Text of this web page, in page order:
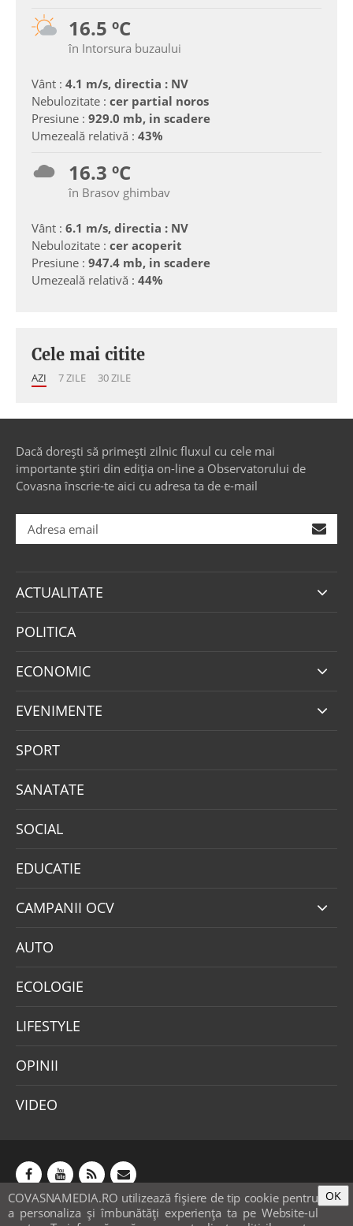
16.5 ºC
în Intorsura buzaului
Vânt : 4.1 m/s, directia : NV
Nebulozitate : cer partial noros
Presiune : 929.0 mb, in scadere
Umezeală relativă : 43%
16.3 ºC
în Brasov ghimbav
Vânt : 6.1 m/s, directia : NV
Nebulozitate : cer acoperit
Presiune : 947.4 mb, in scadere
Umezeală relativă : 44%
Cele mai citite
AZI 7 ZILE 30 ZILE
Dacă dorești să primești zilnic fluxul cu cele mai
importante știri din ediția on-line a Observatorului de
Covasna înscrie-te aici cu adresa ta de e-mail
ACTUALITATE
POLITICA
ECONOMIC
EVENIMENTE
SPORT
SANATATE
SOCIAL
EDUCATIE
CAMPANII OCV
AUTO
ECOLOGIE
LIFESTYLE
OPINII
VIDEO
COVASNAMEDIA.RO utilizează fişiere de tip cookie pentru
a personaliza și îmbunătăți experiența ta pe Website-ul
OK
Abonamente Publicitate
Mica publicitate